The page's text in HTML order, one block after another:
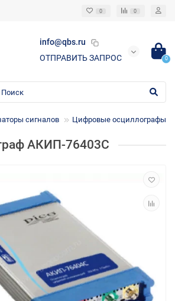
0 0
info@qbs.ru
ОТПРАВИТЬ ЗАПРОС
0
сигналов Цифровые осциллографы
АКИП-76403C